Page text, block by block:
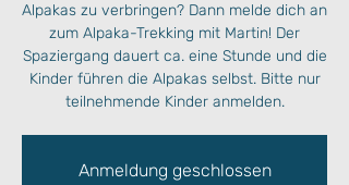
Alpakas zu verbringen? Dann melde dich an
zum Alpaka-Trekking mit Martin! Der
Spaziergang dauert ca. eine Stunde und die
Kinder führen die Alpakas selbst. Bitte nur
teilnehmende Kinder anmelden.
Anmeldung geschlossen